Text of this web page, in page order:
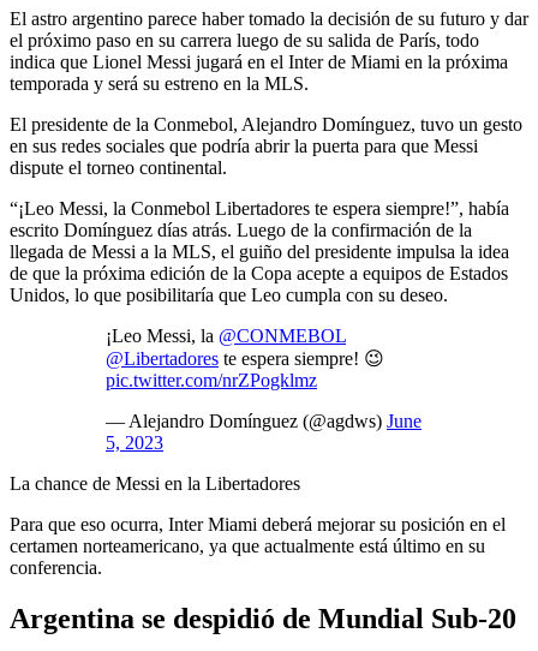
El astro argentino parece haber tomado la decisión de su futuro y dar
el próximo paso en su carrera luego de su salida de París, todo
indica que Lionel Messi jugará en el Inter de Miami en la próxima
temporada y será su estreno en la MLS.
El presidente de la Conmebol, Alejandro Domínguez, tuvo un gesto
en sus redes sociales que podría abrir la puerta para que Messi
dispute el torneo continental.
“¡Leo Messi, la Conmebol Libertadores te espera siempre!”, había
escrito Domínguez días atrás. Luego de la confirmación de la
llegada de Messi a la MLS, el guiño del presidente impulsa la idea
de que la próxima edición de la Copa acepte a equipos de Estados
Unidos, lo que posibilitaría que Leo cumpla con su deseo.
¡Leo Messi, la @CONMEBOL
@Libertadores te espera siempre! 😉
pic.twitter.com/nrZPogklmz
— Alejandro Domínguez (@agdws) June
5, 2023
La chance de Messi en la Libertadores
Para que eso ocurra, Inter Miami deberá mejorar su posición en el
certamen norteamericano, ya que actualmente está último en su
conferencia.
Argentina se despidió de Mundial Sub-20